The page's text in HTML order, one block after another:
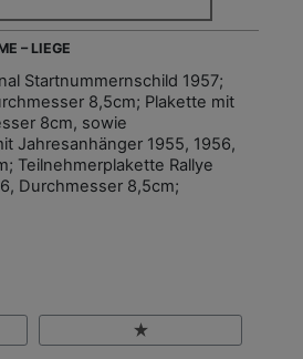
– LIEGE
Startnummernschild 1957;
8,5cm; Plakette mit
8cm, sowie
Jahresanhänger 1955, 1956,
Teilnehmerplakette Rallye
Durchmesser 8,5cm;